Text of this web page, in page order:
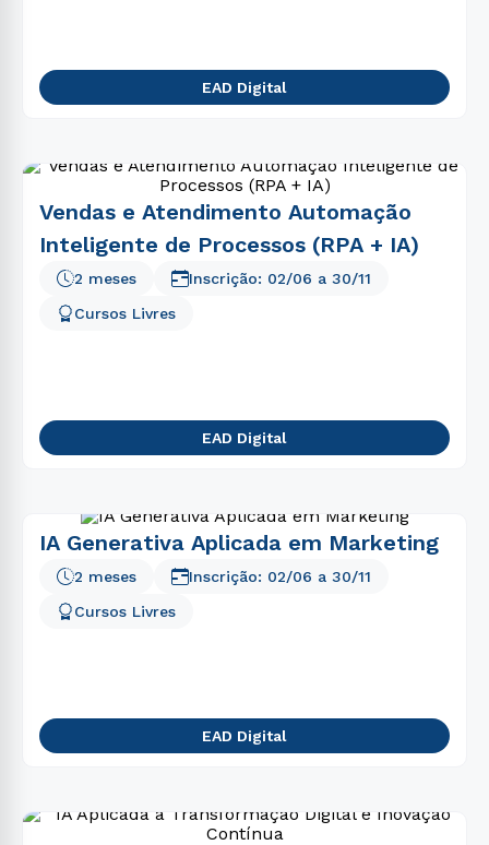
EAD Digital
Vendas e Atendimento Automação
Inteligente de Processos (RPA + IA)
Cursos Livres
2 meses Inscrição: 02/06 a 30/11
EAD Digital
IA Generativa Aplicada em Marketing
2 meses
Cursos Livres
Inscrição: 02/06 a 30/11
EAD Digital